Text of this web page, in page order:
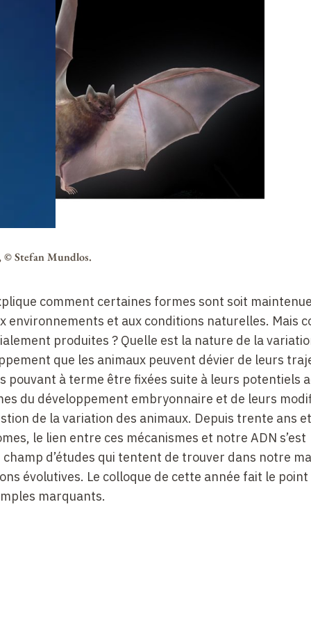
© Stefan Mundlos.
comment certaines formes sont soit
environnements et aux conditions naturelles. Mais
produites ? Quelle est la nature de la
que les animaux peuvent dévier de leurs
pouvant à terme être fixées suite à leurs potentiels
du développement embryonnaire et de leurs
de la variation des animaux. Depuis trente ans et
le lien entre ces mécanismes et notre ADN s’est
d’études qui tentent de trouver dans notre
évolutives. Le colloque de cette année fait le point
marquants.